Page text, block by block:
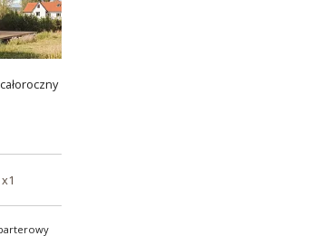
x1